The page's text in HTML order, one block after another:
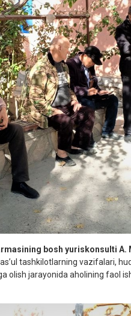
bosh yuriskonsulti A.
tashkilotlarning vazifalari,
olish jarayonida aholining faol